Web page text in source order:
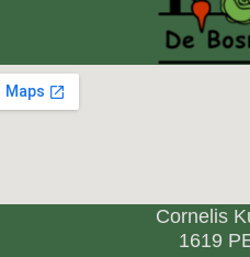
Cornelis
1619